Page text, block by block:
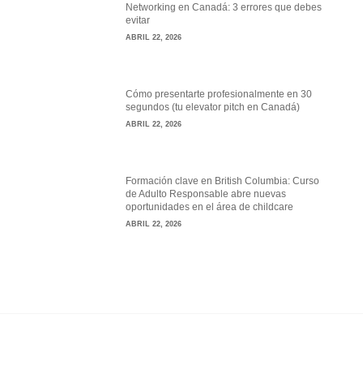
Networking en Canadá: 3 errores que debes
evitar
ABRIL 22, 2026
Cómo presentarte profesionalmente en 30
segundos (tu elevator pitch en Canadá)
ABRIL 22, 2026
Formación clave en British Columbia: Curso
de Adulto Responsable abre nuevas
oportunidades en el área de childcare
ABRIL 22, 2026